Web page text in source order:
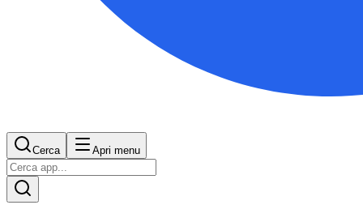
Cerca Apri menu